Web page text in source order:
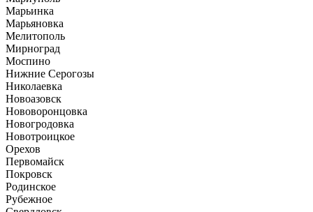
Марьинка
Марьяновка
Мелитополь
Мирноград
Моспино
Нижние Серогозы
Николаевка
Новоазовск
Нововоронцовка
Новогродовка
Новотроицкое
Орехов
Первомайск
Покровск
Родинское
Рубежное